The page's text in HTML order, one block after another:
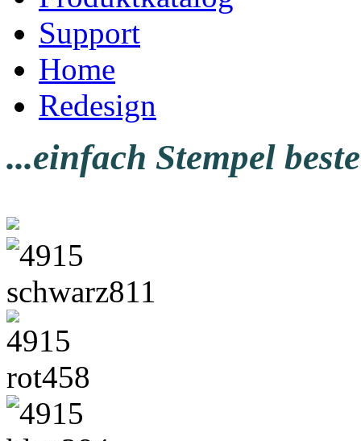
Support
Home
Redesign
...einfach Stempel